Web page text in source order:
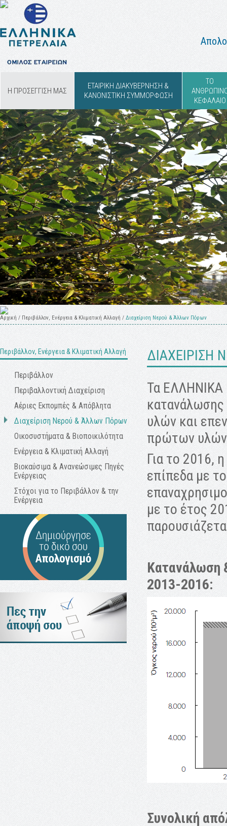
Η ΠΡΟΣΕΓΓΙΣΗ ΜΑΣ
ΕΤΑΙΡΙΚΗ ΔΙΑΚΥΒΕΡΝΗΣΗ &
ΚΑΝΟΝΙΣΤΙΚΗ ΣΥΜΜΟΡΦΩΣΗ
ΤΟ
ΚΕΦΑΛΑΙΟ
Αρχική / Περιβάλλον, Ενέργεια & Κλιματική Αλλαγή / Διαχείριση Νερού & Άλλων Πόρων
Περιβάλλον, Ενέργεια & Κλιματική Αλλαγή
Περιβάλλον
Περιβαλλοντική Διαχείριση
Αέριες Εκπομπές & Απόβλητα
Διαχείριση Νερού & Άλλων Πόρων
Οικοσυστήματα & Βιοποικιλότητα
Ενέργεια & Κλιματική Αλλαγή
Βιοκαύσιμα & Ανανεώσιμες Πηγές
Ενέργειας
Στόχοι για το Περιβάλλον & την
Ενέργεια
Τα ΕΛΛΗΝΙΚΑ
υλών και
πρώτων
Για το 2016,
επίπεδα με
με το έτος
Κατανάλωση
2013-2016:
Συνολική